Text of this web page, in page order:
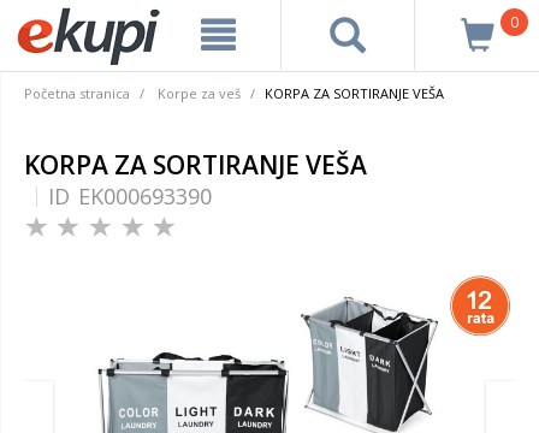
0
Početna stranica Korpe za veš KORPA ZA SORTIRANJE VEŠA
KORPA ZA SORTIRANJE VEŠA
ID EK000693390